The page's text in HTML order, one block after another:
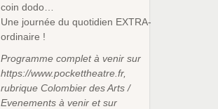
coin dodo…
Une journée du quotidien EXTRA-
ordinaire !
Programme complet à venir sur
https://www.pockettheatre.fr,
rubrique Colombier des Arts /
Evenements à venir et sur